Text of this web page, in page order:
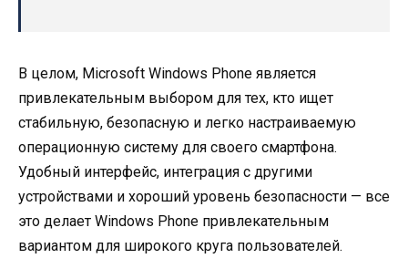
В целом, Microsoft Windows Phone является
привлекательным выбором для тех, кто ищет
стабильную, безопасную и легко настраиваемую
операционную систему для своего смартфона.
Удобный интерфейс, интеграция с другими
устройствами и хороший уровень безопасности — все
это делает Windows Phone привлекательным
вариантом для широкого круга пользователей.